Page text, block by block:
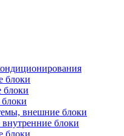
блоки
блоки
внешние блоки
блоки
блоки